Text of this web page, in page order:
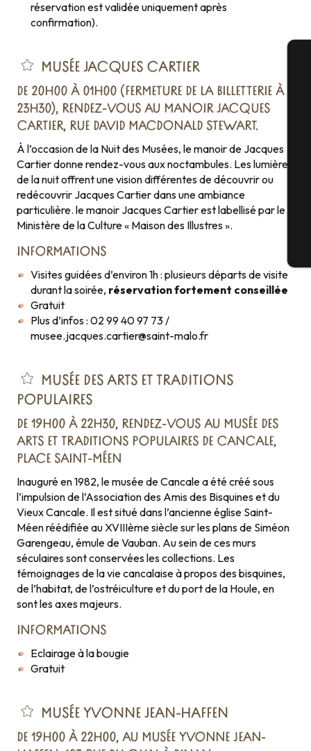
réservation est validée uniquement après
confirmation).
MUSÉE JACQUES CARTIER
DE 20H00 À 01H00 (FERMETURE DE LA BILLETTERIE À
23H30), RENDEZ-VOUS AU MANOIR JACQUES
CARTIER, RUE DAVID MACDONALD STEWART.
À l’occasion de la Nuit des Musées, le manoir de Jacques
Cartier donne rendez-vous aux noctambules. Les lumières
de la nuit offrent une vision différentes de découvrir ou
redécouvrir Jacques Cartier dans une ambiance
particulière. le manoir Jacques Cartier est labellisé par le
Ministère de la Culture « Maison des Illustres ».
INFORMATIONS
Visites guidées d’environ 1h : plusieurs départs de visite
durant la soirée, réservation fortement conseillée
Gratuit
Plus d’infos : 02 99 40 97 73 /
musee.jacques.cartier@saint-malo.fr
MUSÉE DES ARTS ET TRADITIONS
POPULAIRES
DE 19H00 À 22H30, RENDEZ-VOUS AU MUSÉE DES
ARTS ET TRADITIONS POPULAIRES DE CANCALE,
PLACE SAINT-MÉEN
Inauguré en 1982, le musée de Cancale a été créé sous
l’impulsion de l’Association des Amis des Bisquines et du
Vieux Cancale. Il est situé dans l’ancienne église Saint-
Méen réédifiée au XVIIIème siècle sur les plans de Siméon
Garengeau, émule de Vauban. Au sein de ces murs
séculaires sont conservées les collections. Les
témoignages de la vie cancalaise à propos des bisquines,
de l’habitat, de l’ostréiculture et du port de la Houle, en
sont les axes majeurs.
INFORMATIONS
Eclairage à la bougie
Gratuit
MUSÉE YVONNE JEAN-HAFFEN
DE 19H00 À 22H00, AU MUSÉE YVONNE JEAN-